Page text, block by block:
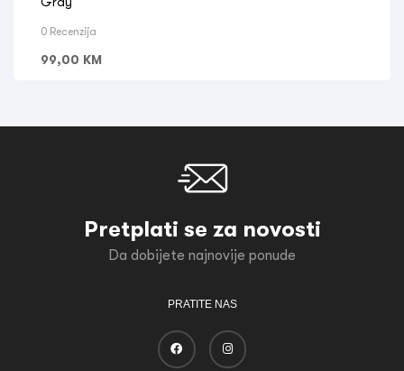
0 Recenzija
99,00 KM
Pretplati se za novosti
Da dobijete najnovije ponude
PRATITE NAS